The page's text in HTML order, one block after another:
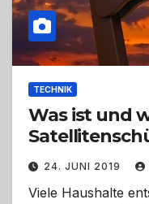
TECHNIK
Was ist und
24. JUNI 2019
Viele Haushalte